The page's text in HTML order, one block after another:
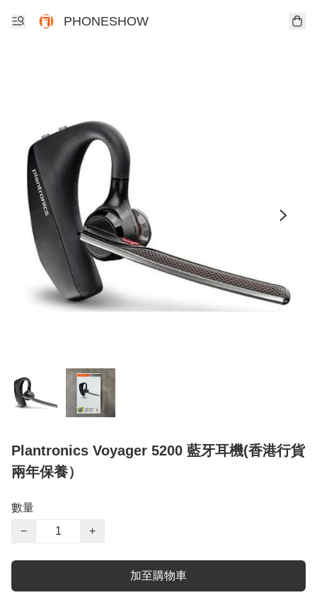
PHONESHOW
Plantronics Voyager 5200 藍牙耳機(香港行貨
兩年保養）
數量
−
+
加至購物車